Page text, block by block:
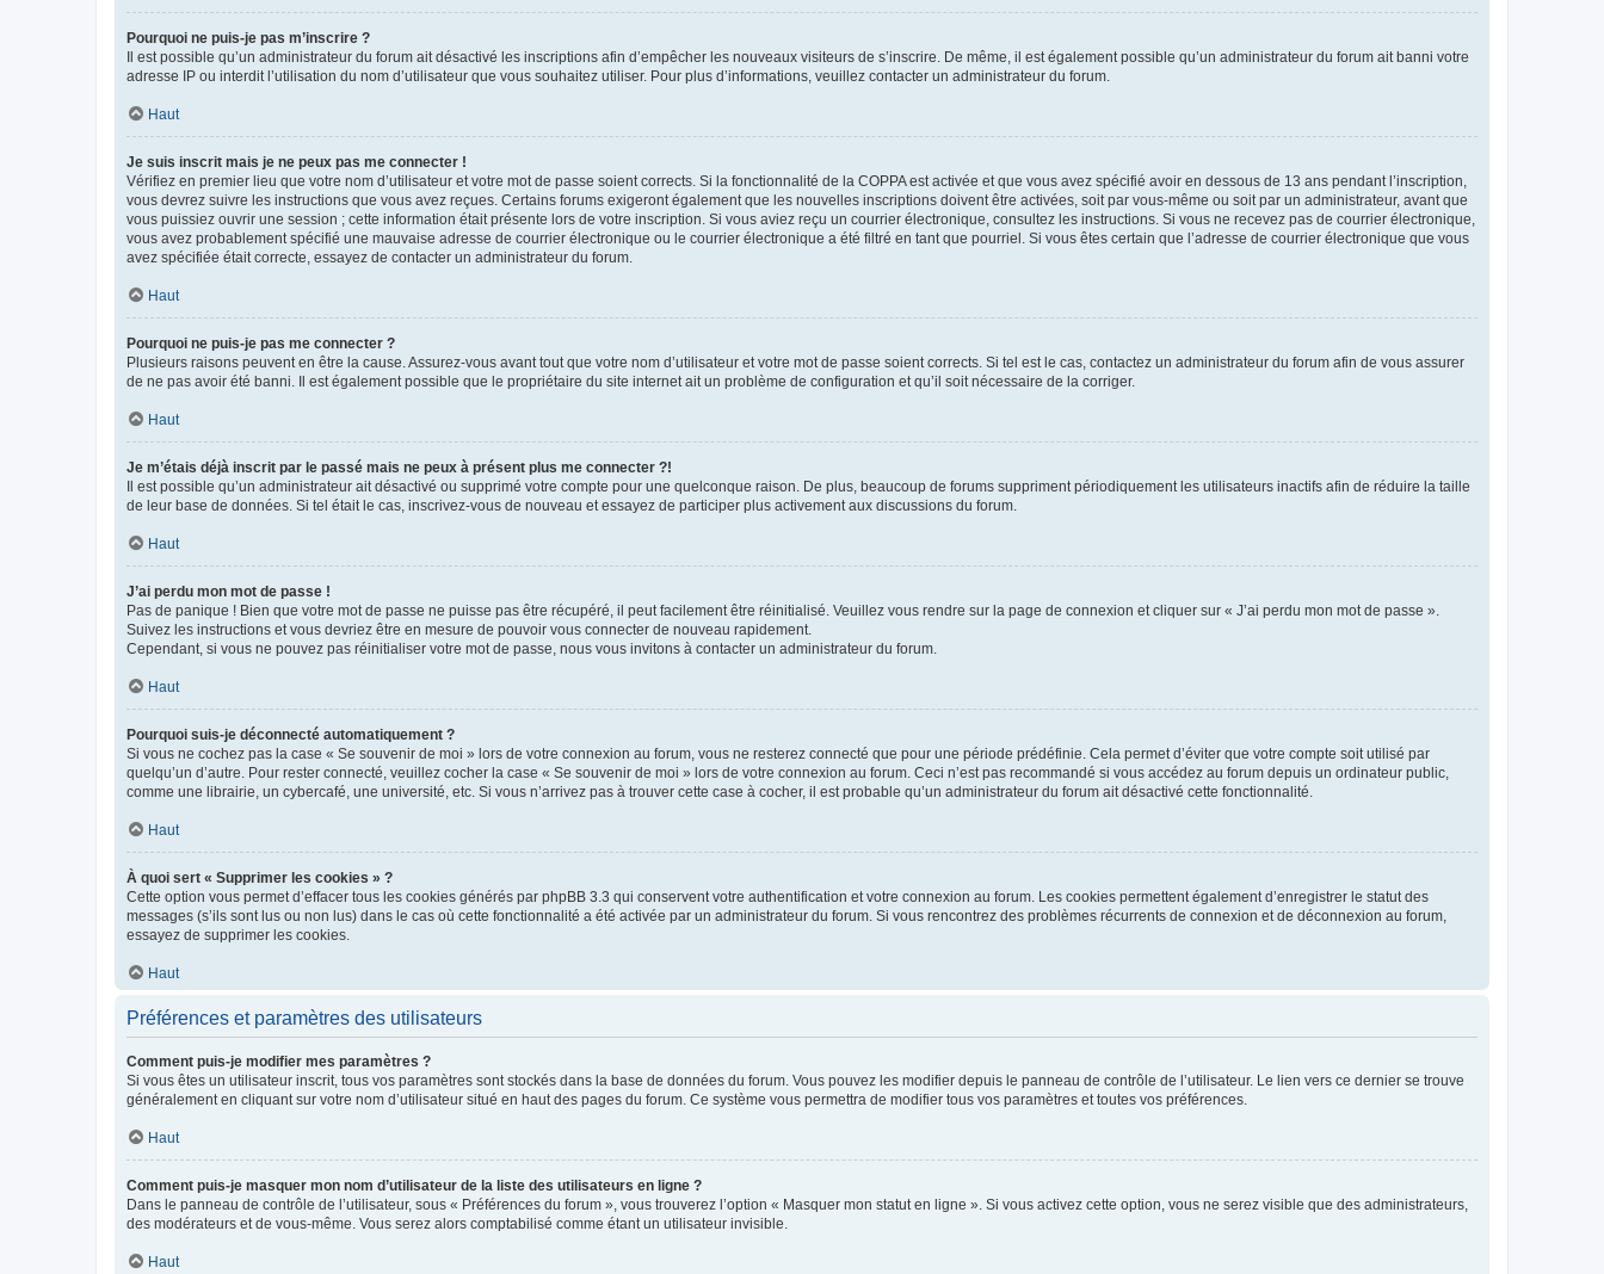
Pourquoi ne puis-je pas m’inscrire ?
Il est possible qu’un administrateur du forum ait désactivé les inscriptions afin d’empêcher les nouveaux visiteurs de s’inscrire. De même, il est également possible qu’un administrateur du forum ait banni votre
adresse IP ou interdit l’utilisation du nom d’utilisateur que vous souhaitez utiliser. Pour plus d’informations, veuillez contacter un administrateur du forum.
Haut
Je suis inscrit mais je ne peux pas me connecter !
Vérifiez en premier lieu que votre nom d’utilisateur et votre mot de passe soient corrects. Si la fonctionnalité de la COPPA est activée et que vous avez spécifié avoir en dessous de 13 ans pendant l’inscription,
vous devrez suivre les instructions que vous avez reçues. Certains forums exigeront également que les nouvelles inscriptions doivent être activées, soit par vous-même ou soit par un administrateur, avant que
vous puissiez ouvrir une session ; cette information était présente lors de votre inscription. Si vous aviez reçu un courrier électronique, consultez les instructions. Si vous ne recevez pas de courrier électronique,
vous avez probablement spécifié une mauvaise adresse de courrier électronique ou le courrier électronique a été filtré en tant que pourriel. Si vous êtes certain que l’adresse de courrier électronique que vous
avez spécifiée était correcte, essayez de contacter un administrateur du forum.
Haut
Pourquoi ne puis-je pas me connecter ?
Plusieurs raisons peuvent en être la cause. Assurez-vous avant tout que votre nom d’utilisateur et votre mot de passe soient corrects. Si tel est le cas, contactez un administrateur du forum afin de vous assurer
de ne pas avoir été banni. Il est également possible que le propriétaire du site internet ait un problème de configuration et qu’il soit nécessaire de la corriger.
Haut
Je m’étais déjà inscrit par le passé mais ne peux à présent plus me connecter ?!
Il est possible qu’un administrateur ait désactivé ou supprimé votre compte pour une quelconque raison. De plus, beaucoup de forums suppriment périodiquement les utilisateurs inactifs afin de réduire la taille
de leur base de données. Si tel était le cas, inscrivez-vous de nouveau et essayez de participer plus activement aux discussions du forum.
Haut
J’ai perdu mon mot de passe !
Pas de panique ! Bien que votre mot de passe ne puisse pas être récupéré, il peut facilement être réinitialisé. Veuillez vous rendre sur la page de connexion et cliquer sur « J’ai perdu mon mot de passe ».
Suivez les instructions et vous devriez être en mesure de pouvoir vous connecter de nouveau rapidement.
Cependant, si vous ne pouvez pas réinitialiser votre mot de passe, nous vous invitons à contacter un administrateur du forum.
Haut
Pourquoi suis-je déconnecté automatiquement ?
Si vous ne cochez pas la case « Se souvenir de moi » lors de votre connexion au forum, vous ne resterez connecté que pour une période prédéfinie. Cela permet d’éviter que votre compte soit utilisé par
quelqu’un d’autre. Pour rester connecté, veuillez cocher la case « Se souvenir de moi » lors de votre connexion au forum. Ceci n’est pas recommandé si vous accédez au forum depuis un ordinateur public,
comme une librairie, un cybercafé, une université, etc. Si vous n’arrivez pas à trouver cette case à cocher, il est probable qu’un administrateur du forum ait désactivé cette fonctionnalité.
Haut
À quoi sert « Supprimer les cookies » ?
Cette option vous permet d’effacer tous les cookies générés par phpBB 3.3 qui conservent votre authentification et votre connexion au forum. Les cookies permettent également d’enregistrer le statut des
messages (s’ils sont lus ou non lus) dans le cas où cette fonctionnalité a été activée par un administrateur du forum. Si vous rencontrez des problèmes récurrents de connexion et de déconnexion au forum,
essayez de supprimer les cookies.
Haut
Préférences et paramètres des utilisateurs
Comment puis-je modifier mes paramètres ?
Si vous êtes un utilisateur inscrit, tous vos paramètres sont stockés dans la base de données du forum. Vous pouvez les modifier depuis le panneau de contrôle de l’utilisateur. Le lien vers ce dernier se trouve
généralement en cliquant sur votre nom d’utilisateur situé en haut des pages du forum. Ce système vous permettra de modifier tous vos paramètres et toutes vos préférences.
Haut
Comment puis-je masquer mon nom d’utilisateur de la liste des utilisateurs en ligne ?
Dans le panneau de contrôle de l’utilisateur, sous « Préférences du forum », vous trouverez l’option « Masquer mon statut en ligne ». Si vous activez cette option, vous ne serez visible que des administrateurs,
des modérateurs et de vous-même. Vous serez alors comptabilisé comme étant un utilisateur invisible.
Haut